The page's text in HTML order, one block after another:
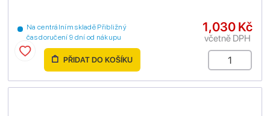
Na centrálním skladě Přibližný
čas doručení 9 dní od nákupu
1,030 Kč
včetně DPH
PŘIDAT DO KOŠÍKU